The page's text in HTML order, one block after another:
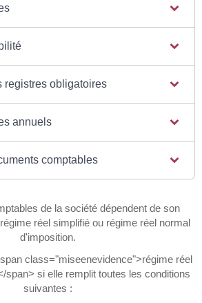
registres obligatoires
annuels
comptables
de la société dépendent de son
réel simplifié ou régime réel normal
d'imposition.
class="miseenevidence">régime réel
span> si elle remplit toutes les conditions
suivantes :